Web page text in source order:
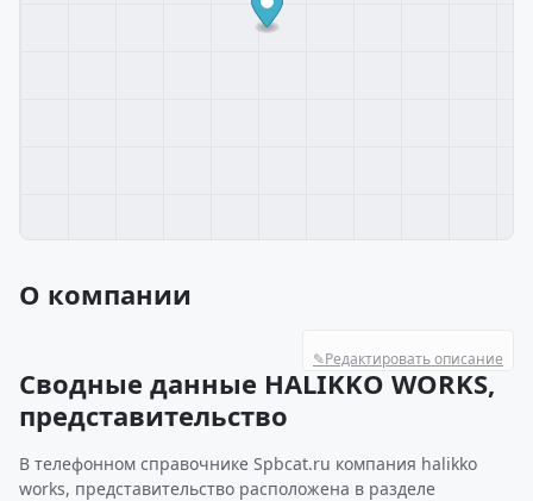
О компании
✎Редактировать описание
Сводные данные HALIKKO WORKS,
представительство
В телефонном справочнике Spbcat.ru компания halikko
works, представительство расположена в разделе